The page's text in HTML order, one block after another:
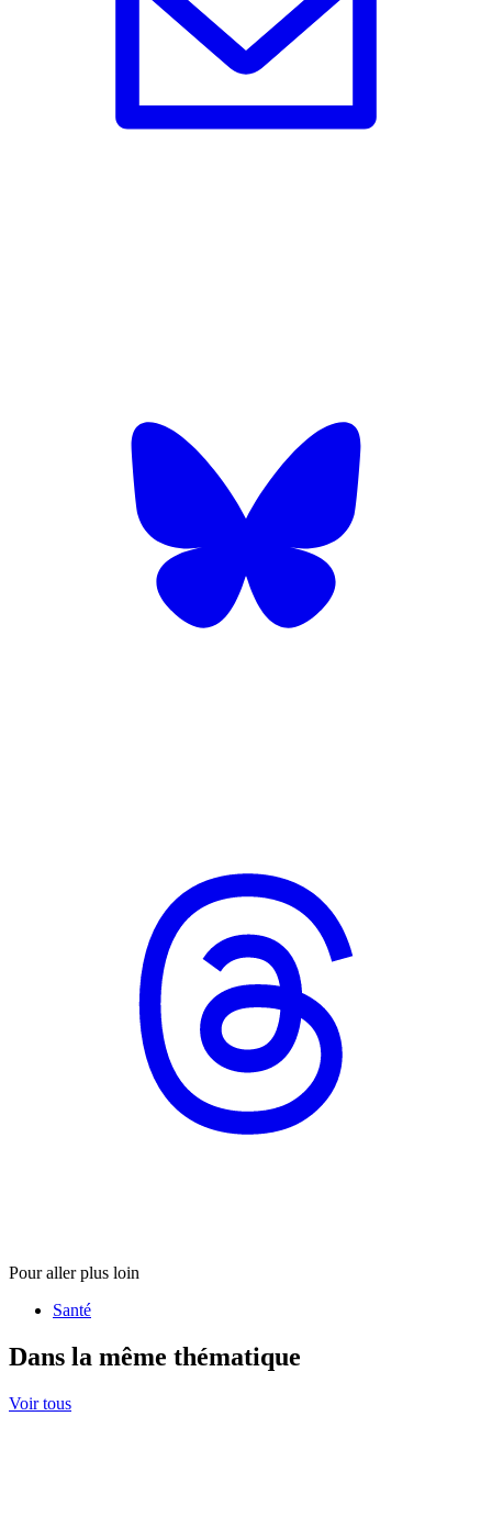
Pour aller plus loin
Santé
Dans la même thématique
Voir tous